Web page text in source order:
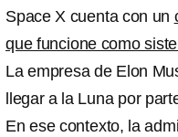
Space X cuenta con un
que funcione como
La empresa de Elon
llegar a la Luna por
En ese contexto, la